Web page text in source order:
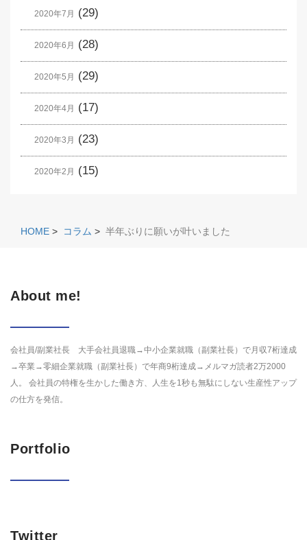
2020年7月 (29)
2020年6月 (28)
2020年5月 (29)
2020年4月 (17)
2020年3月 (23)
2020年2月 (15)
HOME > コラム > 半年ぶりに願いが叶いました
About me!
会社員/副業社長 大手会社員退職→中小企業就職（副業社長）で月収7桁達成
→卒業→零細企業就職（副業社長）で年商9桁達成→メルマガ読者2万2000
人。 会社員の特権を生かした働き方、人生を1秒も無駄にしない生産性アップ
の仕方を発信。
Portfolio
Twitter